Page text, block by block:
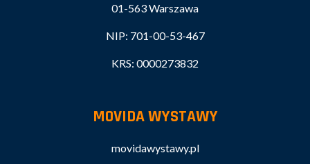
01-563 Warszawa
NIP: 701-00-53-467
KRS: 0000273832
MOVIDA WYSTAWY
movidawystawy.pl